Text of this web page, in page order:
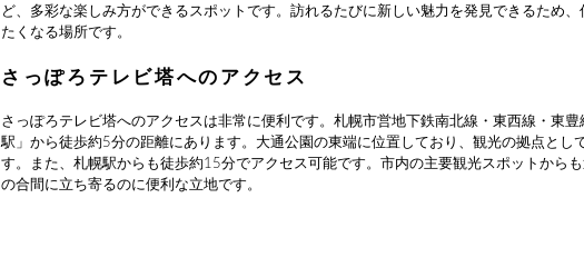
ど、多彩な楽しみ方ができるスポットです。訪れるたびに新しい魅力を発見できるため、
たくなる場所です。
さっぽろテレビ塔へのアクセス
さっぽろテレビ塔へのアクセスは非常に便利です。札幌市営地下鉄南北線・東西線・東豊
駅」から徒歩約5分の距離にあります。大通公園の東端に位置しており、観光の拠点とし
す。また、札幌駅からも徒歩約15分でアクセス可能です。市内の主要観光スポットから
の合間に立ち寄るのに便利な立地です。